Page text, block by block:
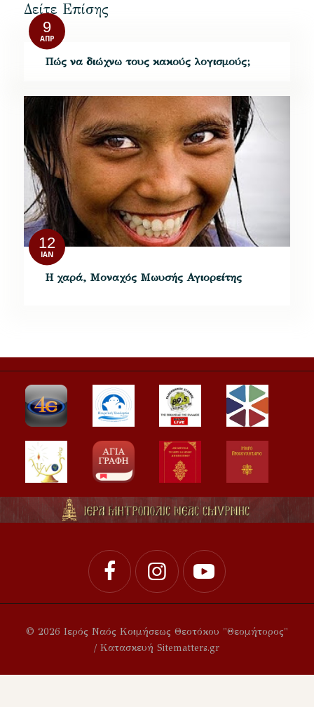
Δείτε Επίσης
9
ΑΠΡ
Πώς να διώχνω τους κακούς λογισμούς;
12
ΙΑΝ
Η χαρά, Μοναχός Μωυσής Αγιορείτης
© 2026 Ιερός Ναός Κοιμήσεως Θεοτόκου "Θεομήτορος"
/ Κατασκευή Sitematters.gr